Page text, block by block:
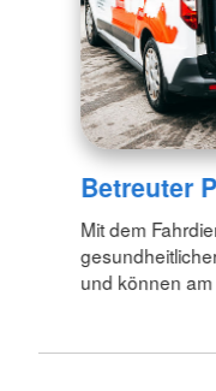
Betreuter
Mit dem
und können